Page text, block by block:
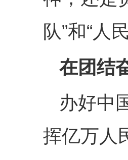
队”和“人
在团结
办好中
挥亿万人